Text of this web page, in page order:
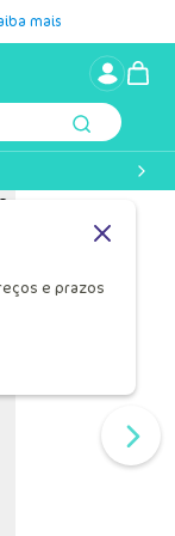
mais
e prazos